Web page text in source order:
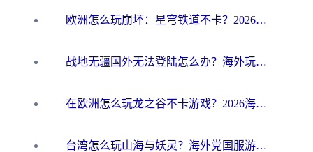
欧洲怎么玩崩坏：星穹铁道不卡？2026海外玩家国服游戏加速器终极攻略
战地无疆国外无法登陆怎么办？海外玩家国服畅玩终极指南（附欧服魔兽EVE加速方案）
在欧洲怎么玩龙之谷不卡游戏？2026海外党国服游戏加速全攻略
台湾怎么玩山海与妖灵？海外党国服游戏加速全攻略，告别延迟卡顿